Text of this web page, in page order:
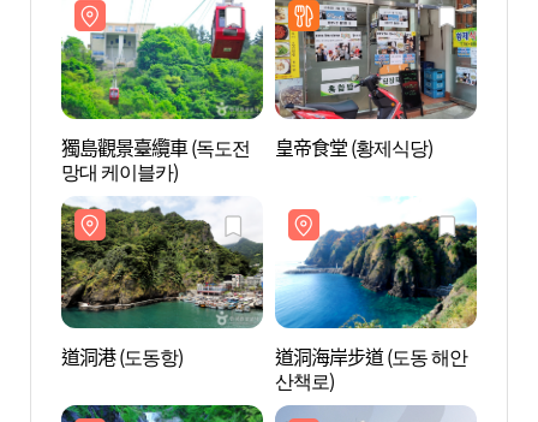
獨島觀景臺纜車 (독도전
망대 케이블카)
皇帝食堂 (황제식당)
道洞港 (도동항)
道洞海岸步道 (도동 해안
산책로)